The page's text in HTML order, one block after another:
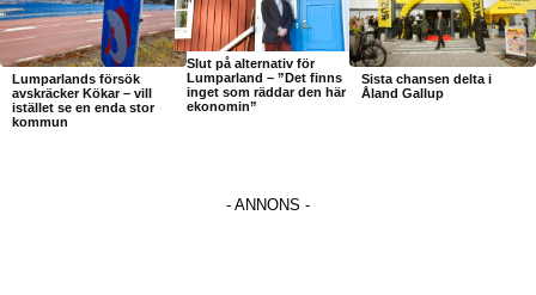
Lumparlands försök
avskräcker Kökar – vill
istället se en enda stor
kommun
Slut på alternativ för
Lumparland – ”Det finns
inget som räddar den här
ekonomin”
Sista chansen delta i
Åland Gallup